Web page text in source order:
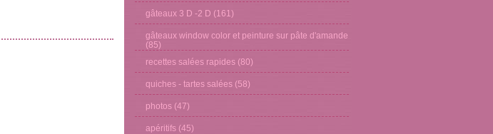
gâteaux 3 D -2 D (161)
gâteaux window color et peinture sur pâte d'amande
(85)
recettes salées rapides (80)
quiches - tartes salées (58)
photos (47)
apéritifs (45)